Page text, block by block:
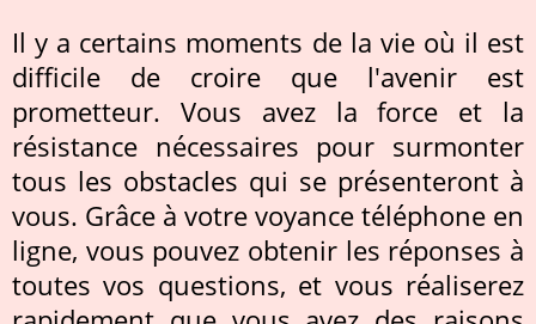
Il y a certains moments de la vie où il est
difficile de croire que l'avenir est
prometteur. Vous avez la force et la
résistance nécessaires pour surmonter
tous les obstacles qui se présenteront à
vous. Grâce à votre voyance téléphone en
ligne, vous pouvez obtenir les réponses à
toutes vos questions, et vous réaliserez